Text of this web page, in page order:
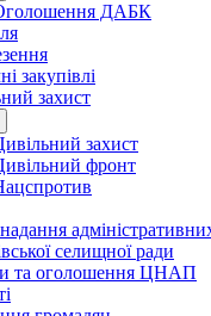
ДАБК
закупівлі
захист
захист
фронт
селищної ради
та оголошення ЦНАП